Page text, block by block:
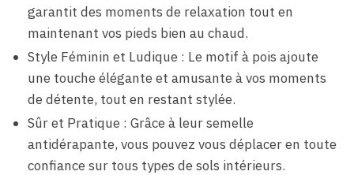
garantit des moments de relaxation tout en
maintenant vos pieds bien au chaud.
Style Féminin et Ludique : Le motif à pois ajoute
une touche élégante et amusante à vos moments
de détente, tout en restant stylée.
Sûr et Pratique : Grâce à leur semelle
antidérapante, vous pouvez vous déplacer en toute
confiance sur tous types de sols intérieurs.